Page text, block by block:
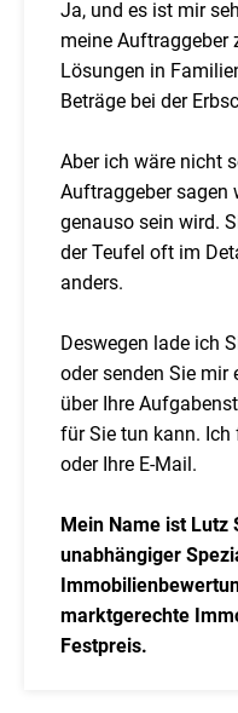
Ja, und es ist mir
meine Auftraggeber
Lösungen in
Beträge bei der
Aber ich wäre nicht
Auftraggeber sagen
genauso sein wird.
der Teufel oft im
anders.
Deswegen lade ich
oder senden Sie mir
über Ihre
für Sie tun kann.
oder Ihre E-Mail.
Mein Name ist Lutz
unabhängiger
marktgerechte
Festpreis.